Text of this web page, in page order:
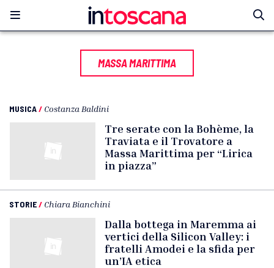
MASSA MARITTIMA
MUSICA/ Costanza Baldini
Tre serate con la Bohème, la
Traviata e il Trovatore a
Massa Marittima per “Lirica
in piazza”
STORIE/ Chiara Bianchini
Dalla bottega in Maremma ai
vertici della Silicon Valley: i
fratelli Amodei e la sfida per
un’IA etica